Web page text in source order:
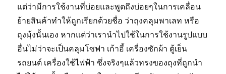
แต่ว่ามีการใช้งานที่บ่อยและพูดถึงบ่อยๆในการเคลื่อน
ย้ายสินค้าทำให้ถูกเรียกด้วยชื่อ ว่าถุงคลุมพาเลท หรือ
ถุงมุ้งนั้นเอง หากแต่ว่าเรานำไปใช้ในการใช้งานรูปแบบ
อื่นไม่ว่าจะเป็นคลุมโซฟา เก้าอี้ เครื่องซักผ้า ตู้เย็น
รถยนต์ เครื่องใช้ไฟฟ้า ซึ่งจริงๆแล้วทรงของถุงที่ถูกนำ